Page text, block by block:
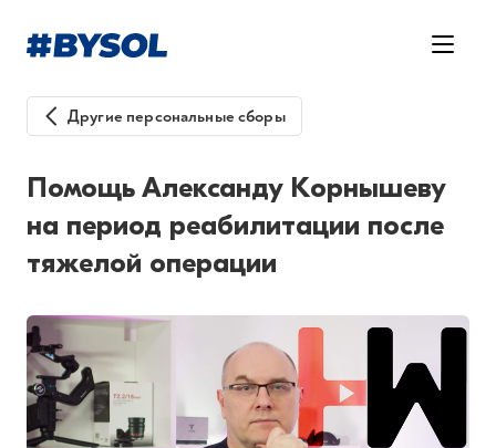
Другие персональные сборы
Помощь Александу Корнышеву
на период реабилитации после
тяжелой операции